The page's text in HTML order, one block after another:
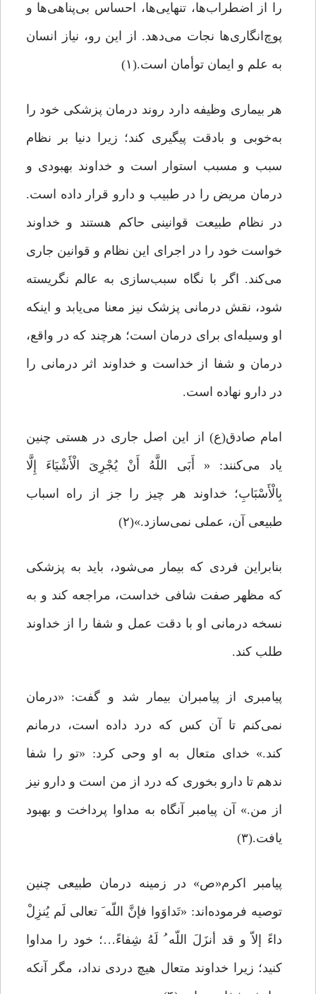
را از اضطراب‌ها، تنهایی‌ها، احساس بی‌پناهی‌ها و
پوچ‌انگاری‌ها نجات می‌دهد. از این رو، نیاز انسان
به علم و ایمان توأمان است.(۱)
هر بیماری وظیفه دارد روند درمان پزشکی خود را
به‌خوبی و بادقت پیگیری کند؛ زیرا دنیا بر نظام
سبب و مسبب استوار است و خداوند بهبودی و
درمان مریض را در طبیب و دارو قرار داده است.
در نظام طبیعت قوانینی حاکم هستند و خداوند
خواست خود را در اجرای این نظام و قوانین جاری
می‌کند. اگر با نگاه سبب‌سازی به عالم نگریسته
شود، نقش درمانی پزشک نیز معنا می‌یابد و اینکه
او وسیله‌ای برای درمان است؛ هرچند که در واقع،
درمان و شفا از خداست و خداوند اثر درمانی را
در دارو نهاده است.
امام صادق(ع) از این اصل جاری در هستی چنین
یاد می‌کنند: « أَبَى اللَّهُ أَنْ یُجْرِیَ الْأَشْیَاءَ إِلَّا
بِالْأَسْبَابِ؛ خداوند هر چیز را جز از راه اسباب
طبیعی آن، عملی نمی‌سازد.»(۲)
بنابراین فردی که بیمار می‌شود، باید به پزشکی
که مظهر صفت شافی خداست، مراجعه کند و به
نسخه‌ درمانی او با دقت عمل و شفا را از خداوند
طلب کند.
پیامبری از پیامبران بیمار شد و گفت: «درمان
نمی‌کنم تا آن کس که درد داده است، درمانم
کند.» خدای متعال به او وحی کرد: «تو را شفا
ندهم تا دارو بخوری که درد از من است و دارو نیز
از من.» آن پیامبر آنگاه به مداوا پرداخت و بهبود
یافت.(۳)
پیامبر اکرم«ص» در زمینه درمان طبیعی چنین
توصیه فرموده‌اند: «تَداوَوا فإنَّ اللّه َ تعالى لَم یُنزِلْ
داءً إلاّ و قد أنزَلَ اللّه ُ لَهُ شِفاءً…؛ خود را مداوا
کنید؛ زیرا خداوند متعال هیچ دردى نداد، مگر آنکه